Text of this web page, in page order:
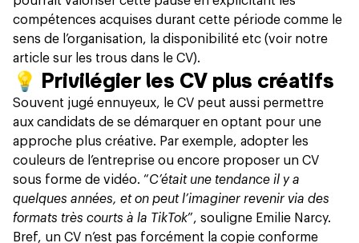
compétences acquises durant cette période comme le
sens de l’organisation, la disponibilité etc (voir notre
article sur les trous dans le CV).
💡 Privilégier les CV plus créatifs
Souvent jugé ennuyeux, le CV peut aussi permettre
aux candidats de se démarquer en optant pour une
approche plus créative. Par exemple, adopter les
couleurs de l’entreprise ou encore proposer un CV
sous forme de vidéo. “C’était une tendance il y a
quelques années, et on peut l’imaginer revenir via des
formats très courts à la TikTok”, souligne Emilie Narcy.
Bref, un CV n’est pas forcément la copie conforme